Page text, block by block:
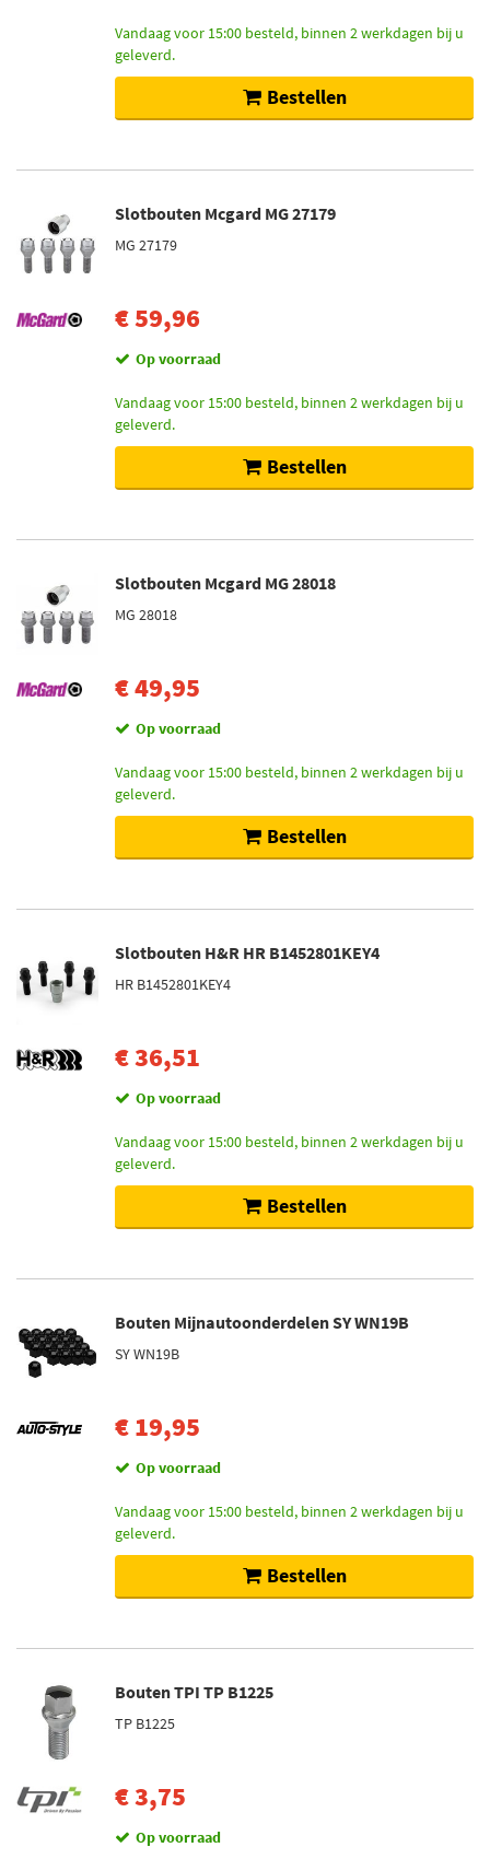
Vandaag voor 15:00 besteld, binnen 2 werkdagen bij u
geleverd.
Bestellen
Slotbouten Mcgard MG 27179
MG 27179
€ 59,96
Op voorraad
Vandaag voor 15:00 besteld, binnen 2 werkdagen bij u
geleverd.
Bestellen
Slotbouten Mcgard MG 28018
MG 28018
€ 49,95
Op voorraad
Vandaag voor 15:00 besteld, binnen 2 werkdagen bij u
geleverd.
Bestellen
Slotbouten H&R HR B1452801KEY4
HR B1452801KEY4
€ 36,51
Op voorraad
Vandaag voor 15:00 besteld, binnen 2 werkdagen bij u
geleverd.
Bestellen
Bouten Mijnautoonderdelen SY WN19B
SY WN19B
€ 19,95
Op voorraad
Vandaag voor 15:00 besteld, binnen 2 werkdagen bij u
geleverd.
Bestellen
Bouten TPI TP B1225
TP B1225
€ 3,75
Op voorraad